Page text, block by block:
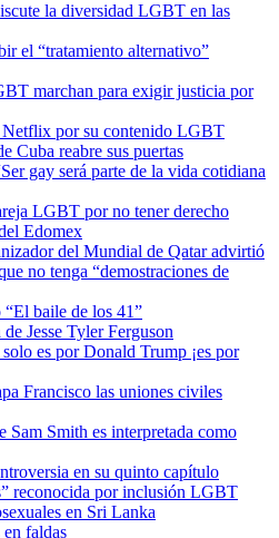
la diversidad LGBT en las
el “tratamiento alternativo”
marchan para exigir justicia por
Netflix por su contenido LGBT
Cuba reabre sus puertas
gay será parte de la vida cotidiana
LGBT por no tener derecho
Edomex
del Mundial de Qatar advirtió
no tenga “demostraciones de
“El baile de los 41”
Jesse Tyler Ferguson
es por Donald Trump ¡es por
Francisco las uniones civiles
Sam Smith es interpretada como
en su quinto capítulo
reconocida por inclusión LGBT
en Sri Lanka
faldas